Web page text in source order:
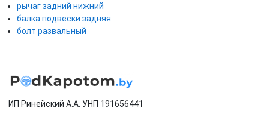
рычаг задний нижний
балка подвески задняя
болт развальный
ИП Ринейский А.А. УНП 191656441